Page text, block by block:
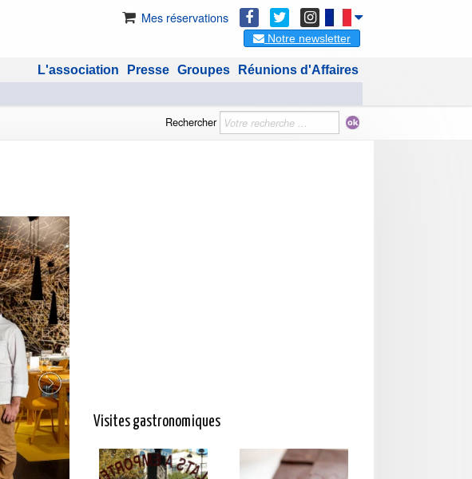
Mes réservations
Notre newsletter
Réunions d'Affaires
Groupes
Presse
L'association
Rechercher
Visites gastronomiques